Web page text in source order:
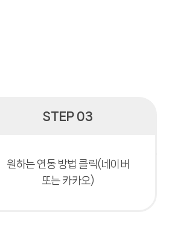
STEP 03
원하는 연동 방법 클릭(네이버
또는 카카오)